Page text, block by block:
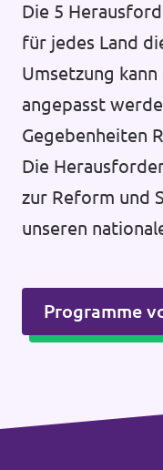
Die 5
für jedes Land
Umsetzung
angepasst
Gegebenheiten
Die
zur Reform und
unseren
Programme